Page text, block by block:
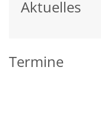
Aktuelles
Termine